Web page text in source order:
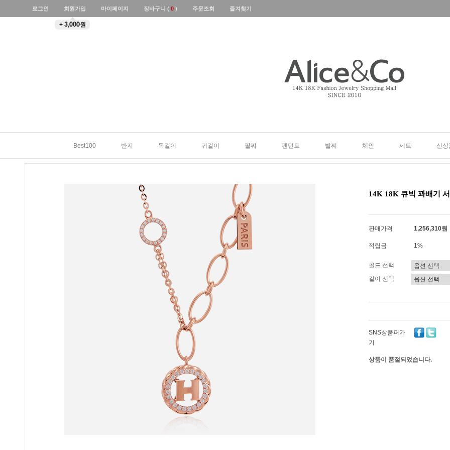
로그인 회원가입
+ 3,000원
마이페이지 장바구니 ( 0 ) 주문조회 즐겨찾기
Best100 반지 목걸이 귀걸이 팔찌 펜던트 발찌 체인 세트 신상
14K 18K 큐빅 꽈배기
판매가격 1,256,310원
적립금 1%
골드 선택
길이 선택
SNS상품퍼가
기
상품이 품절되었습니다.